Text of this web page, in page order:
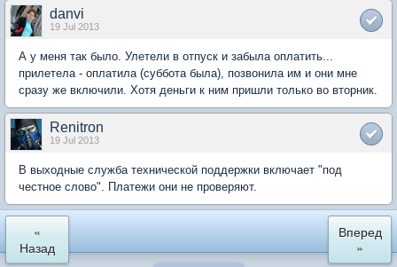
danvi
19 Jul 2013
А у меня так было. Улетели в отпуск и забыла оплатить...
прилетела - оплатила (суббота была), позвонила им и они мне
сразу же включили. Хотя деньги к ним пришли только во вторник.
Renitron
19 Jul 2013
В выходные служба технической поддержки включает "под
честное слово". Платежи они не проверяют.
«
Назад
Вперед
»